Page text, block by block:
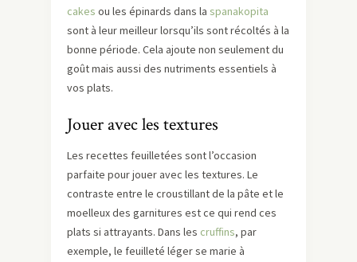
cakes ou les épinards dans la spanakopita
sont à leur meilleur lorsqu’ils sont récoltés à la
bonne période. Cela ajoute non seulement du
goût mais aussi des nutriments essentiels à
vos plats.
Jouer avec les textures
Les recettes feuilletées sont l’occasion
parfaite pour jouer avec les textures. Le
contraste entre le croustillant de la pâte et le
moelleux des garnitures est ce qui rend ces
plats si attrayants. Dans les cruffins, par
exemple, le feuilleté léger se marie à